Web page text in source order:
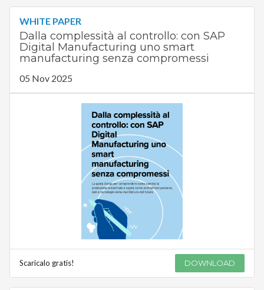
WHITE PAPER
Dalla complessità al controllo: con SAP
Digital Manufacturing uno smart
manufacturing senza compromessi
05 Nov 2025
Scaricalo gratis! DOWNLOAD